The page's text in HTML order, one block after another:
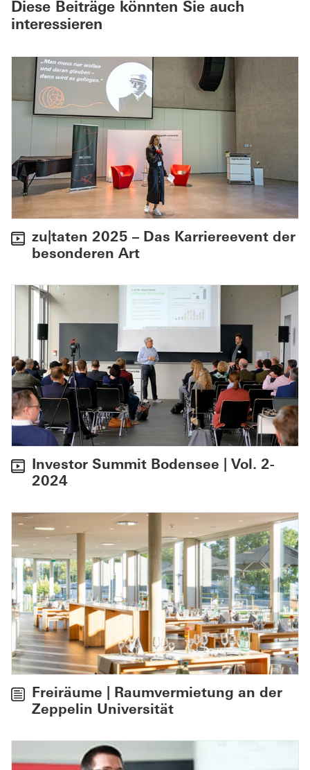
Diese Beiträge könnten Sie auch
interessieren
zu|taten 2025 – Das Karriereevent der
besonderen Art
Investor Summit Bodensee | Vol. 2-
2024
Freiräume | Raumvermietung an der
Zeppelin Universität